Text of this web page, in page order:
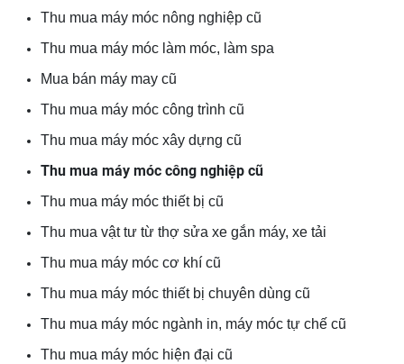
Thu mua máy móc nông nghiệp cũ
Thu mua máy móc làm móc, làm spa
Mua bán máy may cũ
Thu mua máy móc công trình cũ
Thu mua máy móc xây dựng cũ
Thu mua máy móc công nghiệp cũ
Thu mua máy móc thiết bị cũ
Thu mua vật tư từ thợ sửa xe gắn máy, xe tải
Thu mua máy móc cơ khí cũ
Thu mua máy móc thiết bị chuyên dùng cũ
Thu mua máy móc ngành in, máy móc tự chế cũ
Thu mua máy móc hiện đại cũ